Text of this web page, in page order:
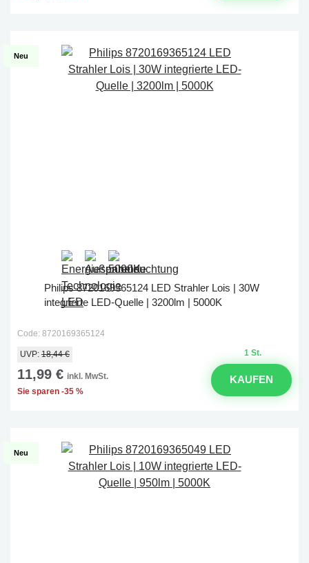
Neu
Philips 8720169365124 LED Strahler Lois | 30W
integrierte LED-Quelle | 3200lm | 5000K
Code: 8720169365124
1 St.
UVP: 18,44 €
11,99 € inkl. MwSt.
Sie sparen -35 %
KAUFEN
Neu